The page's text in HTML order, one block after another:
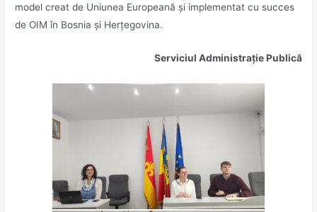
model creat de Uniunea Europeană și implementat cu succes
de OIM în Bosnia și Herțegovina.
Serviciul Administrație Publică